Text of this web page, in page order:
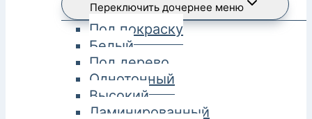
Переключить дочернее меню
Под покраску
Белый
Под дерево
Однотонный
Высокий
Ламинированный